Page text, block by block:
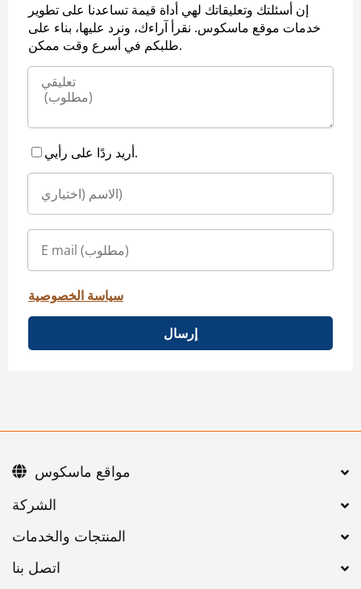
إن أسئلتك وتعليقاتك لهي أداة قيمة تساعدنا على تطوير
خدمات موقع ماسكوس. نقرأ آراءك، ونرد عليها، بناء على
طلبكم في أسرع وقت ممكن.
أريد ردًا على رأيي.
سياسة الخصوصية
إرسال
اتصل بنا
مواقع ماسكوس